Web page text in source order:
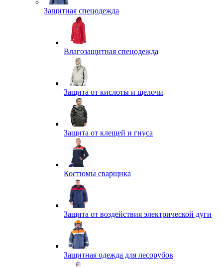
Защитная спецодежда
Влагозащитная спецодежда
Защита от кислоты и щелочи
Защита от клещей и гнуса
Костюмы сварщика
Защита от воздействия электрической дуги
Защитная одежда для лесорубов